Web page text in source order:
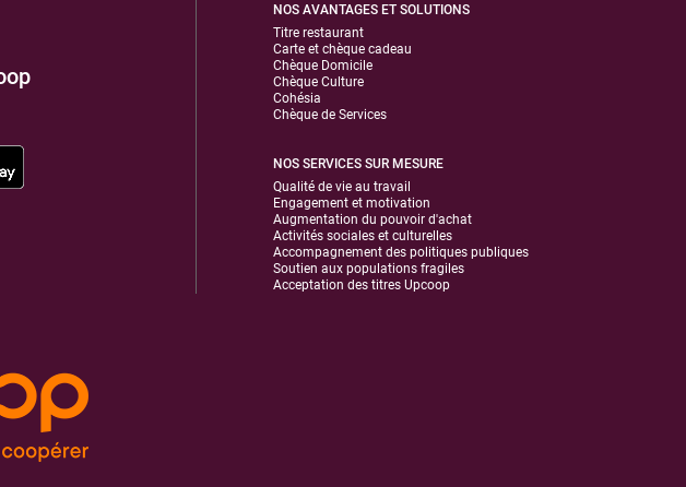
NOS AVANTAGES ET SOLUTIONS
Titre restaurant
Carte et chèque cadeau
Chèque Domicile
Chèque Culture
Cohésia
Chèque de Services
NOS SERVICES SUR MESURE
Qualité de vie au travail
Engagement et motivation
Augmentation du pouvoir d'achat
Activités sociales et culturelles
Accompagnement des politiques publiques
Soutien aux populations fragiles
Acceptation des titres Upcoop